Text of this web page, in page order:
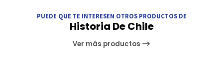
PUEDE QUE TE INTERESEN OTROS PRODUCTOS DE
Historia De Chile
Ver más productos